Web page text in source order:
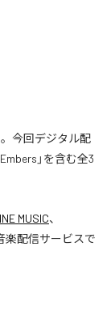
。今回デジタル配
」を含む全3
MUSIC、
楽配信サービスで